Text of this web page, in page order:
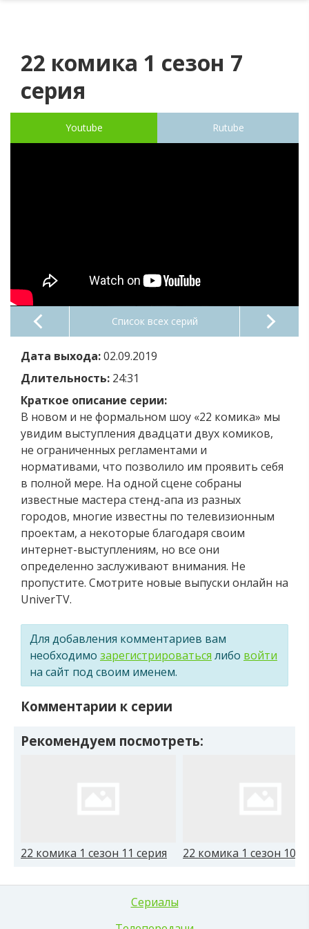
22 комика 1 сезон 7
серия
Youtube Rutube
Список всех серий
Дата выхода:02.09.2019
Длительность: 24:31
Краткое описание серии:
В новом и не формальном шоу «22 комика» мы
увидим выступления двадцати двух комиков,
не ограниченных регламентами и
нормативами, что позволило им проявить себя
в полной мере. На одной сцене собраны
известные мастера стенд-апа из разных
городов, многие известны по телевизионным
проектам, а некоторые благодаря своим
интернет-выступлениям, но все они
определенно заслуживают внимания. Не
пропустите. Смотрите новые выпуски онлайн на
UniverTV.
Для добавления комментариев вам
необходимо зарегистрироваться либо войти
на сайт под своим именем.
Комментарии к серии
Рекомендуем посмотреть:
22 комика 1 сезон 11 серия 22 комика 1 сезон 10
Сериалы